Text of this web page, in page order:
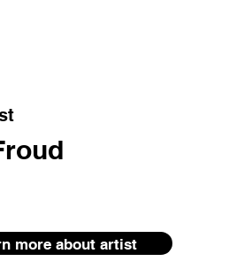
more about artist